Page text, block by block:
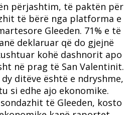
përjashtim, të paktën për
të bërë nga platforma e
Gleeden. 71% e të
deklaruar që do gjejnë
kohë dashnorit apo
në prag të San Valentinit.
ditëve është e ndryshme,
si edhe ajo ekonomike.
të Gleeden, kosto